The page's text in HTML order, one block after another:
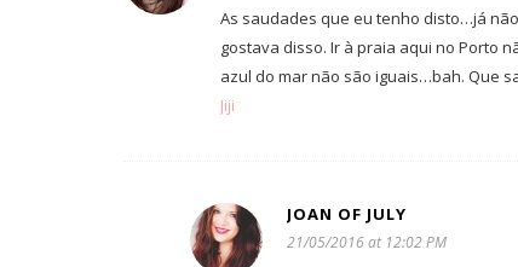
As saudades que eu tenho disto…já
gostava disso. Ir à praia aqui no Porto
azul do mar não são iguais…bah. Que
Jiji
JOAN OF JULY
21/05/2016 at 12:02 PM